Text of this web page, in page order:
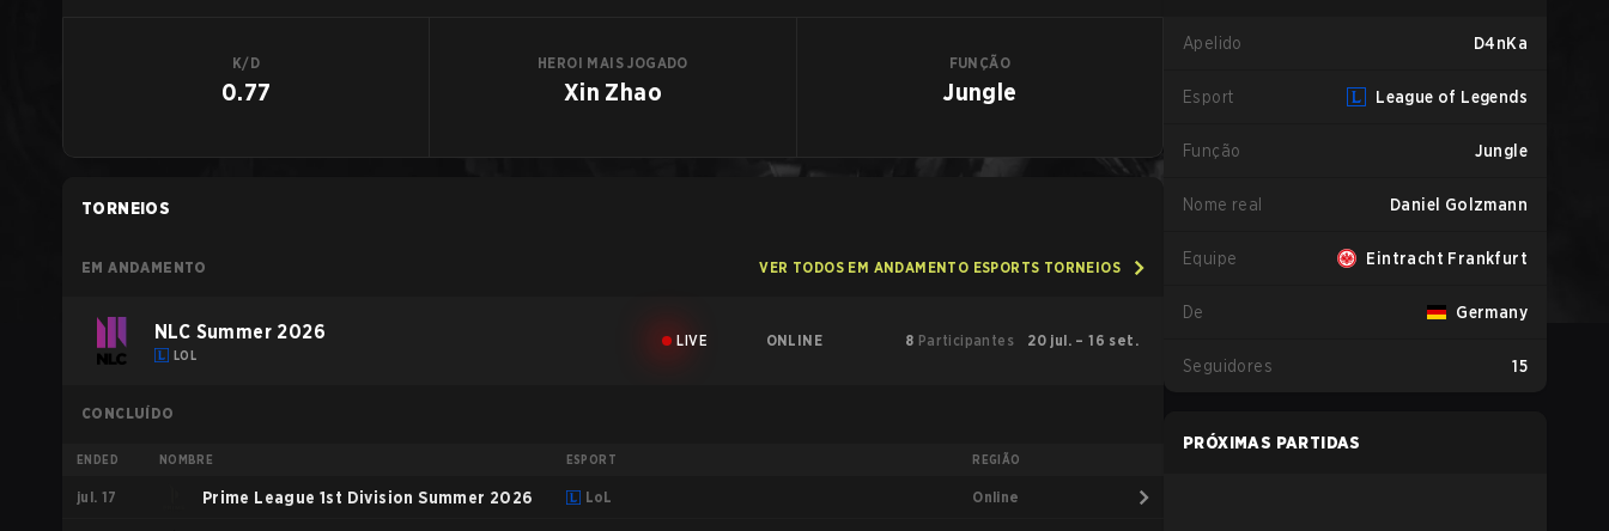
K/D
0.77
HEROI MAIS JOGADO
Xin Zhao
FUNÇÃO
Jungle
TORNEIOS
EM ANDAMENTO VER TODOS EM ANDAMENTO ESPORTS TORNEIOS
NLC Summer 2026
LOL
LIVE ONLINE 8 Participantes 20 jul. – 16 set.
CONCLUÍDO
ENDED NOMBRE ESPORT REGIÃO
jul. 17 Prime League 1st Division Summer 2026 LoL Online
Apelido D4nKa
Esport League of Legends
Função Jungle
Nome real Daniel Golzmann
Equipe Eintracht Frankfurt
De Germany
Seguidores 15
PRÓXIMAS PARTIDAS